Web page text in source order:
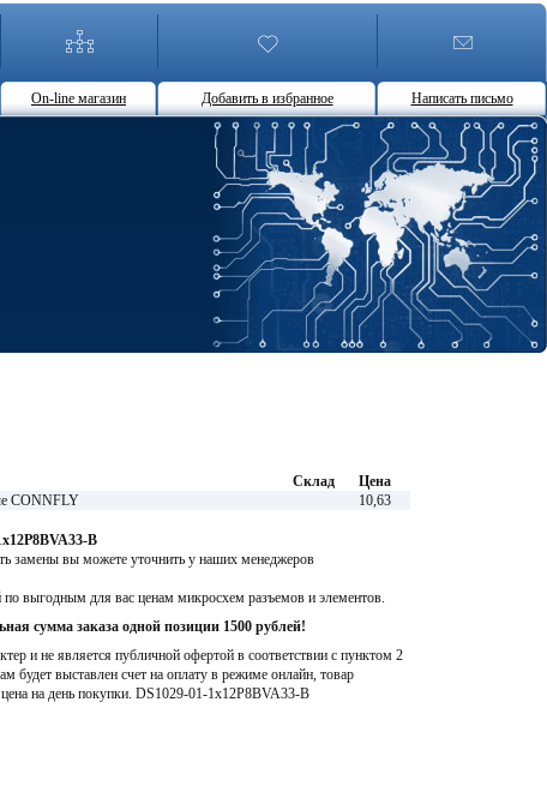
On-line магазин Добавить в избранное Написать письмо
Склад
Цена
CONNFLY 10,63
B
замены вы можете уточнить у наших менеджеров
выгодным для вас ценам микросхем разъемов и элементов.
сумма заказа одной позиции 1500 рублей!
и не является публичной офертой в соответствии с пунктом 2
будет выставлен счет на оплату в режиме онлайн, товар
на день покупки. DS1029-01-1x12P8BVA33-B